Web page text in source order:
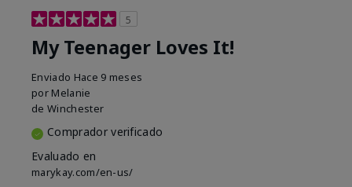
5
My Teenager Loves It!
Enviado Hace 9 meses
por Melanie
de Winchester
Comprador verificado
Evaluado en
marykay.com/en-us/